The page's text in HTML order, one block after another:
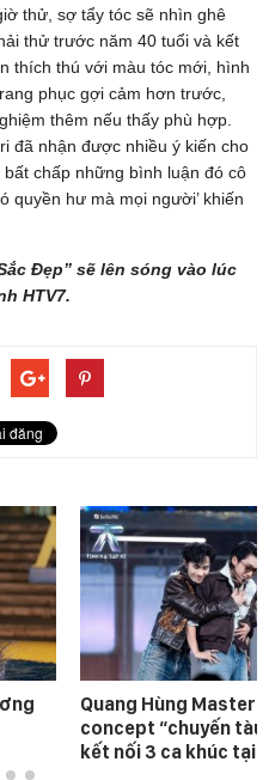
thử, sợ tẩy tóc sẽ nhìn ghê
thử trước năm 40 tuổi và kết
thích thú với màu tóc mới, hình
phục gợi cảm hơn trước,
thêm nếu thấy phù hợp.
đã nhận được nhiều ý kiến cho
bất chấp những bình luận đó cô
quyền hư mà mọi người’ khiến
Đẹp” sẽ lên sóng vào lúc
HTV7.
Quang Hùng
concept “chuyến tàu
kết nối 3 ca khúc tại